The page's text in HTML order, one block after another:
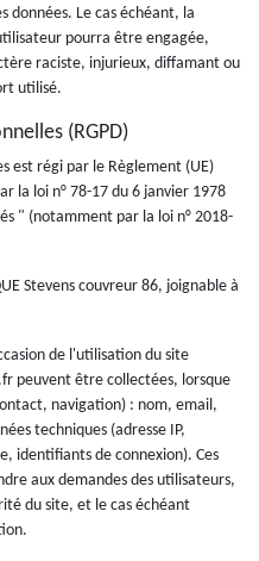
données. Le cas échéant, la
pourra être engagée,
raciste, injurieux, diffamant ou
utilisé.
(RGPD)
est régi par le Règlement (UE)
la loi n° 78-17 du 6 janvier 1978
" (notamment par la loi n° 2018-
Stevens couvreur 86, joignable à
de l'utilisation du site
peuvent être collectées, lorsque
navigation) : nom, email,
techniques (adresse IP,
identifiants de connexion). Ces
aux demandes des utilisateurs,
du site, et le cas échéant